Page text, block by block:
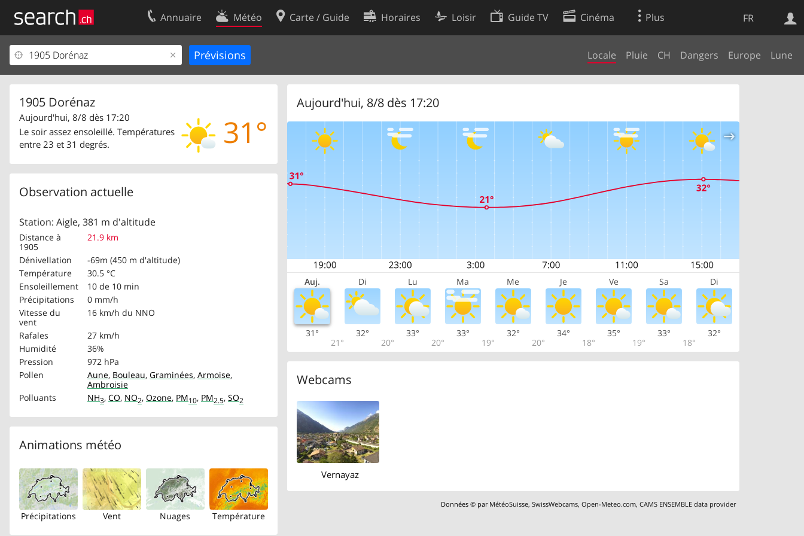
FR
Annuaire Météo Carte / Guide Horaires Loisir Guide TV Cinéma Plus
Locale Pluie CH Dangers Europe Lune
1905 Dorénaz
31°
Aujourd'hui, 8/8 dès 17:20
Le soir assez ensoleillé. Températures
entre 23 et 31 degrés.
Observation actuelle
Station: Aigle, 381 m d'altitude
Distance à
1905
21.9 km
Dénivellation
-69m (450 m d'altitude)
Température
30.5 °C
Ensoleillement
10 de 10 min
Précipitations
0 mm/h
Vitesse du
vent
16 km/h du NNO
Rafales
27 km/h
Humidité
36%
Pression
972 hPa
Pollen
Aune, Bouleau, Graminées, Armoise,
Ambroisie
Polluants
NH3, CO, NO2, Ozone, PM10, PM2.5, SO2
Animations météo
Précipitations Vent Nuages Température
Aujourd'hui, 8/8 dès 17:20
Auj. Di Lu Ma Me Je Ve Sa Di
31°
21°
32°
20°
33°
20°
33°
19°
32°
20°
34°
18°
35°
19°
33°
18°
32°
Webcams
Vernayaz
Données © par MétéoSuisse,SwissWebcams,Open-Meteo.com,CAMS ENSEMBLE data provider
Web
Votre inscription
Centre clients
Mentions Légales
Contact
Conditions d’utilisation
Préférences de cookies